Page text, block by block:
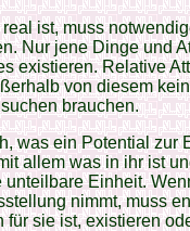
ist, muss
Nur jene Dinge und
existieren. Relative
von diesem
brauchen.
was ein Potential zur
allem was in ihr ist
unteilbare Einheit.
nimmt, muss
für sie ist, existieren